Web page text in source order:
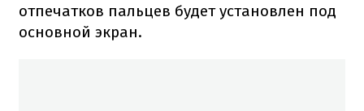
отпечатков пальцев будет установлен под
основной экран.